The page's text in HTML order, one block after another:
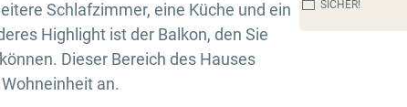
Schlafzimmer, eine Küche und ein
Highlight ist der Balkon, den Sie
Dieser Bereich des Hauses
an.
SICHER!